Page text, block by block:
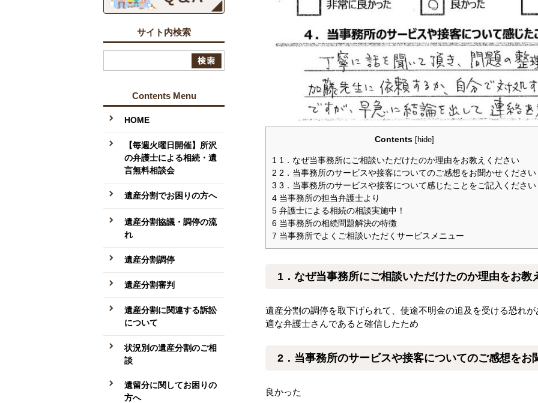
Contents [hide]
1 1．なぜ当事務所にご相談いただけたのか理由をお教えください
2 2．当事務所のサービスや接客についてのご感想をお聞かせください
3 3．当事務所のサービスや接客について感じたことをご記入ください
4 当事務所の担当弁護士より
5 弁護士による相続の相談実施中！
6 当事務所の相続問題解決の特徴
7 当事務所でよくご相談いただくサービスメニュー
1．なぜ当事務所にご相談いただけたのか理由をお教
遺産分割の調停を取下げられて、使途不明金の追及を受ける恐れ
適な弁護士さんであると確信したため
2．当事務所のサービスや接客についてのご感想をお
良かった
サイト内検索
Contents Menu
HOME
【毎週火曜日開催】所沢
の弁護士による相続・遺
言無料相談会
遺産分割でお困りの方へ
遺産分割協議・調停の流
れ
遺産分割調停
遺産分割審判
遺産分割に関連する訴訟
について
状況別の遺産分割のご相
談
遺留分に関してお困りの
方へ